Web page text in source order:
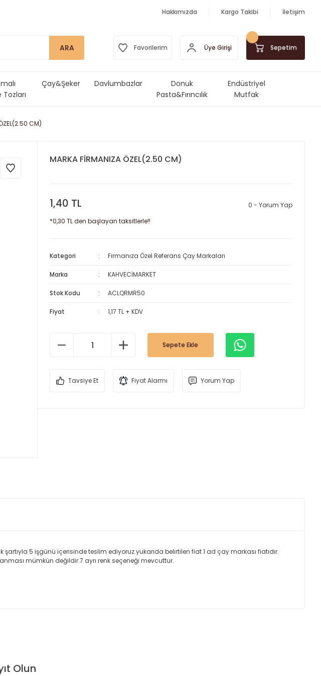
Hakkımızda Kargo Takibi İletişim
ARA Favorilerim Üye Girişi Sepetim
Çay&Şeker Davlumbazlar
Donuk
Pasta&Fırıncılık
Endüstriyel
Mutfak
CM)
MARKA FİRMANIZA ÖZEL(2.50 CM)
1,40 TL
0 - Yorum Yap
*0,30 TL den başlayan taksitlerle!!
Kategori Firmanıza Özel Referans Çay Markaları
Marka KAHVECİMARKET
Stok Kodu ACLQRMR50
Fiyat 1,17 TL + KDV
Sepete Ekle
Tavsiye Et Fiyat Alarmı Yorum Yap
5 işgünü içerisinde teslim ediyoruz.yukarıda belirtilen fiat 1 ad çay markası fiatıdır.
mümkün değildir.7 ayrı renk seçeneği mevcuttur.
Olun